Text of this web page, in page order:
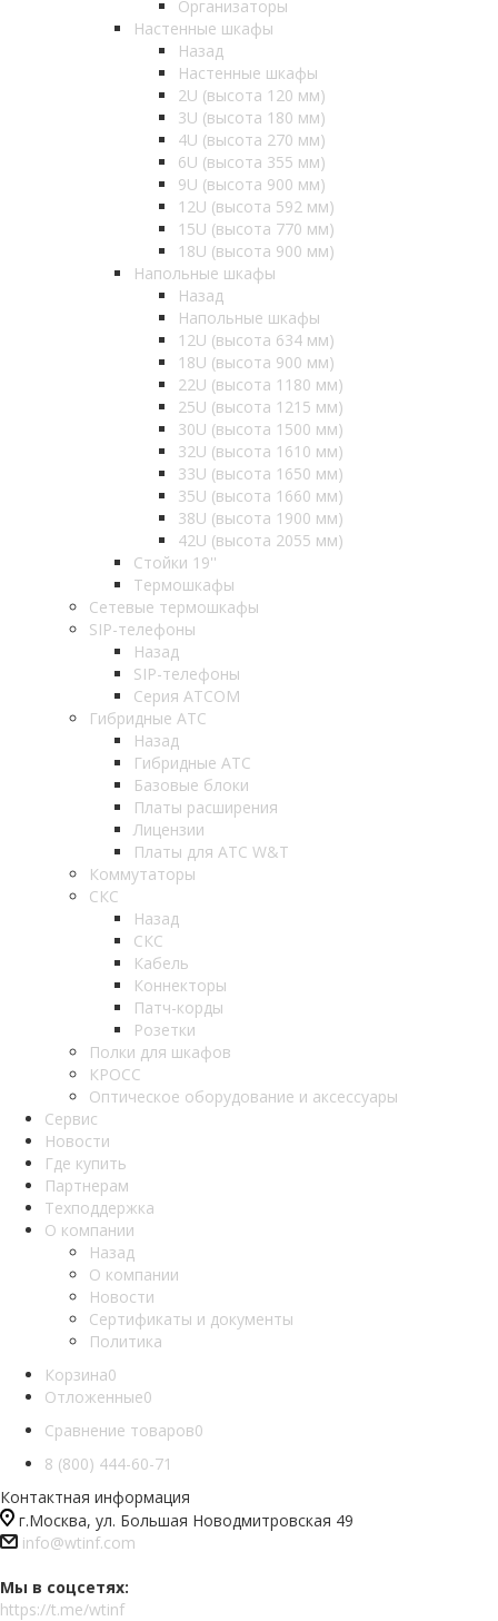
Организаторы
Настенные шкафы
Назад
Настенные шкафы
2U (высота 120 мм)
3U (высота 180 мм)
4U (высота 270 мм)
6U (высота 355 мм)
9U (высота 900 мм)
12U (высота 592 мм)
15U (высота 770 мм)
18U (высота 900 мм)
Напольные шкафы
Назад
Напольные шкафы
12U (высота 634 мм)
18U (высота 900 мм)
22U (высота 1180 мм)
25U (высота 1215 мм)
30U (высота 1500 мм)
32U (высота 1610 мм)
33U (высота 1650 мм)
35U (высота 1660 мм)
38U (высота 1900 мм)
42U (высота 2055 мм)
Стойки 19''
Термошкафы
Сетевые термошкафы
SIP-телефоны
Назад
SIP-телефоны
Серия ATCOM
Гибридные АТС
Назад
Гибридные АТС
Базовые блоки
Платы расширения
Лицензии
Платы для АТС W&T
Коммутаторы
СКС
Назад
СКС
Кабель
Коннекторы
Патч-корды
Розетки
Полки для шкафов
КРОСС
Оптическое оборудование и аксессуары
Сервис
Новости
Где купить
Партнерам
Техподдержка
О компании
Назад
О компании
Новости
Сертификаты и документы
Политика
Корзина0
Отложенные0
Сравнение товаров0
8 (800) 444-60-71
Контактная информация
г.Москва, ул. Большая Новодмитровская 49
info@wtinf.com
Мы в соцсетях:
https://t.me/wtinf